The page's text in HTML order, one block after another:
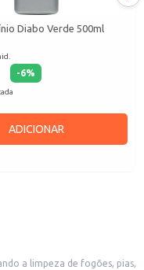
Diabo Verde 500ml
-6%
ADICIONAR
a limpeza de fogões, pias,